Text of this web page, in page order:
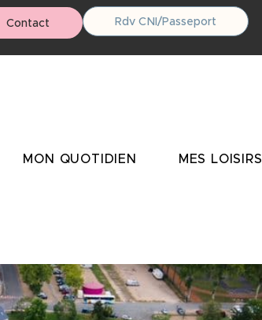
Contact Rdv CNI/Passeport
MON QUOTIDIEN MES LOISIRS